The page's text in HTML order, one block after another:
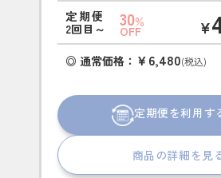
定期便
2回目～
30％
OFF ¥
◎ 通常価格： ￥6,480(税込)
定期便を利用す
商品の詳細を見